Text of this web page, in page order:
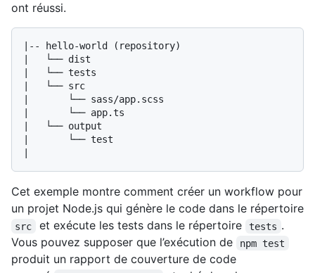
ont réussi.
|-- hello-world (repository)
|   └── dist
|   └── tests
|   └── src
|       └── sass/app.scss
|       └── app.ts
|   └── output
|       └── test
Cet exemple montre comment créer un workflow pour
un projet Node.js qui génère le code dans le répertoire
src et exécute les tests dans le répertoire tests .
Vous pouvez supposer que l’exécution de
npm test
produit un rapport de couverture de code